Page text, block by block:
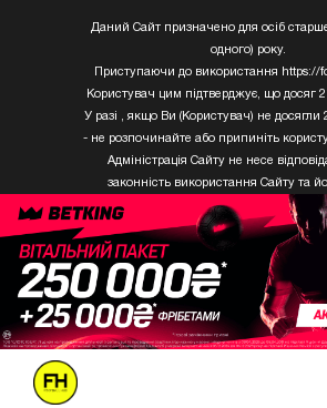
Даний Сайт призначено для осіб
одного) року.
Приступаючи до використання https://
Користувач цим підтверджує, що досяг
У разі , якщо Ви (Користувач) не досягли
- не розпочинайте або припиніть
Адміністрація Сайту не несе
законність використання Сайту та
Користувачем, який не досяг 21-
Твори Getty Images, що розміщені на
бути використані третіми особами
дозволу ТОВ «ГЛОБАЛ ІМІДЖЕС